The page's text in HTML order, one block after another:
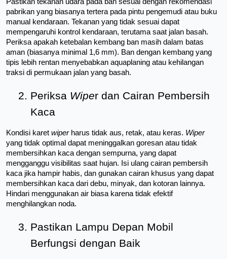
Pastikan tekanan udara pada ban sesuai dengan rekomendasi
pabrikan yang biasanya tertera pada pintu pengemudi atau buku
manual kendaraan. Tekanan yang tidak sesuai dapat
mempengaruhi kontrol kendaraan, terutama saat jalan basah.
Periksa apakah ketebalan kembang ban masih dalam batas
aman (biasanya minimal 1,6 mm). Ban dengan kembang yang
tipis lebih rentan menyebabkan aquaplaning atau kehilangan
traksi di permukaan jalan yang basah.
2. Periksa Wiper dan Cairan Pembersih
Kaca
Kondisi karet wiper harus tidak aus, retak, atau keras. Wiper
yang tidak optimal dapat meninggalkan goresan atau tidak
membersihkan kaca dengan sempurna, yang dapat
mengganggu visibilitas saat hujan. Isi ulang cairan pembersih
kaca jika hampir habis, dan gunakan cairan khusus yang dapat
membersihkan kaca dari debu, minyak, dan kotoran lainnya.
Hindari menggunakan air biasa karena tidak efektif
menghilangkan noda.
3. Pastikan Lampu Depan Mobil
Berfungsi dengan Baik